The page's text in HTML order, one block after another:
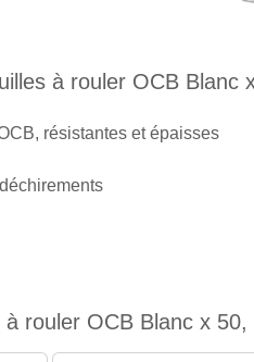
à rouler OCB Blanc
résistantes et épaisses
rouler OCB Blanc x